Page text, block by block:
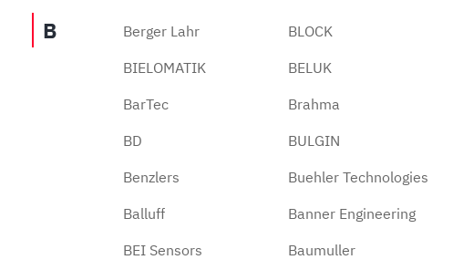
B Berger Lahr BLOCK
BIELOMATIK
BELUK
BarTec
Brahma
BD
BULGIN
Benzlers
Buehler Technologies
Balluff
Banner Engineering
BEI Sensors
Baumuller